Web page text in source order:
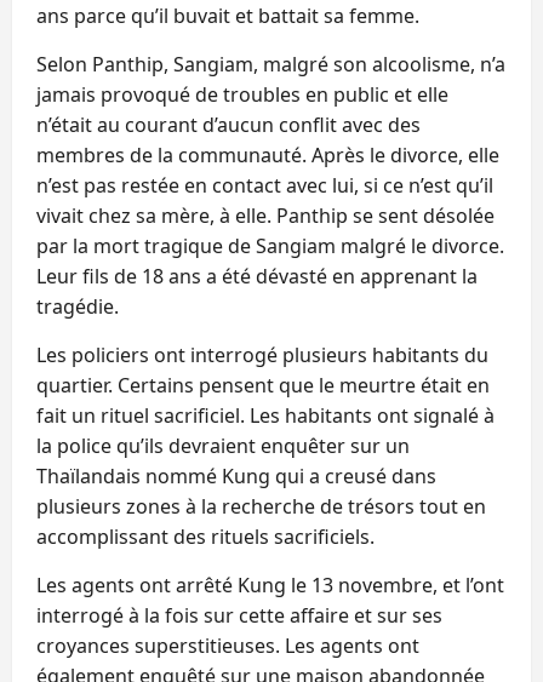
ans parce qu’il buvait et battait sa femme.
Selon Panthip, Sangiam, malgré son alcoolisme, n’a
jamais provoqué de troubles en public et elle
n’était au courant d’aucun conflit avec des
membres de la communauté. Après le divorce, elle
n’est pas restée en contact avec lui, si ce n’est qu’il
vivait chez sa mère, à elle. Panthip se sent désolée
par la mort tragique de Sangiam malgré le divorce.
Leur fils de 18 ans a été dévasté en apprenant la
tragédie.
Les policiers ont interrogé plusieurs habitants du
quartier. Certains pensent que le meurtre était en
fait un rituel sacrificiel. Les habitants ont signalé à
la police qu’ils devraient enquêter sur un
Thaïlandais nommé Kung qui a creusé dans
plusieurs zones à la recherche de trésors tout en
accomplissant des rituels sacrificiels.
Les agents ont arrêté Kung le 13 novembre, et l’ont
interrogé à la fois sur cette affaire et sur ses
croyances superstitieuses. Les agents ont
également enquêté sur une maison abandonnée